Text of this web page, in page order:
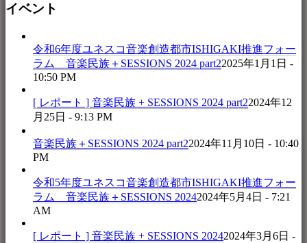
イベント
令和6年度ユネスコ音楽創造都市ISHIGAKI推進フォー
ラム 音楽民族＋SESSIONS 2024 part22025年1月1日 -
10:50 PM
[ レポート ] 音楽民族 + SESSIONS 2024 part22024年12
月25日 - 9:13 PM
音楽民族＋SESSIONS 2024 part22024年11月10日 - 10:40
PM
令和5年度ユネスコ音楽創造都市ISHIGAKI推進フォー
ラム 音楽民族＋SESSIONS 20242024年5月4日 - 7:21
AM
[ レポート ] 音楽民族 + SESSIONS 20242024年3月6日 -